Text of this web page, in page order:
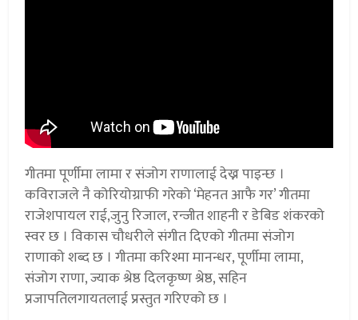
गीतमा पूर्णीमा लामा र संजोग राणालाई देख्न पाइन्छ ।
कविराजले नै कोरियोग्राफी गरेको ‘मेहनत आफै गर’ गीतमा
राजेशपायल राई,जुनु रिजाल, रन्जीत शाहनी र डेबिड शंकरको
स्वर छ । विकास चौधरीले संगीत दिएको गीतमा संजोग
राणाको शब्द छ । गीतमा करिश्मा मानन्धर, पूर्णीमा लामा,
संजोग राणा, ज्याक श्रेष्ठ दिलकृष्ण श्रेष्ठ, सहिन
प्रजापतिलगायतलाई प्रस्तुत गरिएको छ ।